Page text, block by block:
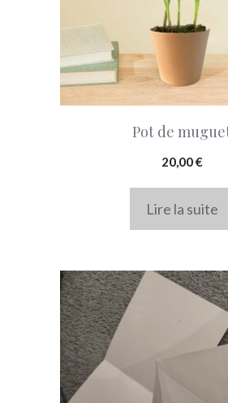
Pot de
20,00€
Lire la suite